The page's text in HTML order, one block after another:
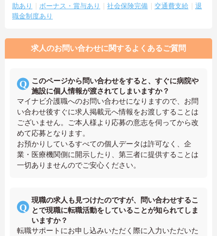
助あり
ボーナス・賞与あり 社会保険完備 交通費支給
退
職金制度あり
求人のお問い合わせに関するよくあるご質問
このページから問い合わせをすると、すぐに病院や
施設に個人情報が渡されてしまいますか？
マイナビ介護職へのお問い合わせになりますので、お問
い合わせ後すぐに求人掲載元へ情報をお渡しすることは
ございません。ご本人様より応募の意志を伺ってから改
めて応募となります。
お預かりしているすべての個人データは許可なく、企
業・医療機関側に開示したり、第三者に提供することは
一切ありませんのでご安心ください。
現職の求人も見つけたのですが、問い合わせするこ
とで現職に転職活動をしていることが知られてしま
いますか？
転職サポートにお申し込みいただく際に入力いただいた